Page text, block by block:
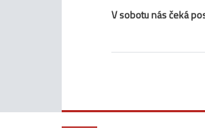
V sobotu nás čeká